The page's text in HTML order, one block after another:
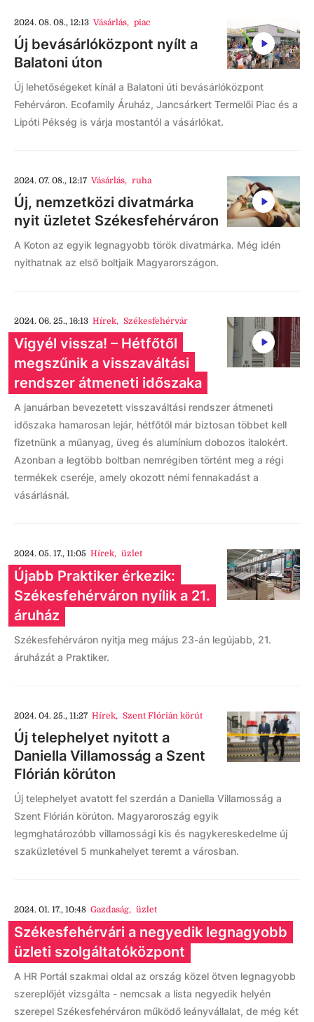
2024. 08. 08., 12:13 Vásárlás, piac
Új bevásárlóközpont nyílt a
Balatoni úton
Új lehetőségeket kínál a Balatoni úti bevásárlóközpont
Fehérváron. Ecofamily Áruház, Jancsárkert Termelői Piac és a
Lipóti Pékség is várja mostantól a vásárlókat.
2024. 07. 08., 12:17 Vásárlás, ruha
Új, nemzetközi divatmárka
nyit üzletet Székesfehérváron
A Koton az egyik legnagyobb török divatmárka. Még idén
nyithatnak az első boltjaik Magyarországon.
2024. 06. 25., 16:13 Hírek, Székesfehérvár
Vigyél vissza! – Hétfőtől
megszűnik a visszaváltási
rendszer átmeneti időszaka
A januárban bevezetett visszaváltási rendszer átmeneti
időszaka hamarosan lejár, hétfőtől már biztosan többet kell
fizetnünk a műanyag, üveg és alumínium dobozos italokért.
Azonban a legtöbb boltban nemrégiben történt meg a régi
termékek cseréje, amely okozott némi fennakadást a
vásárlásnál.
2024. 05. 17., 11:05 Hírek, üzlet
Újabb Praktiker érkezik:
Székesfehérváron nyílik a 21.
áruház
Székesfehérváron nyitja meg május 23-án legújabb, 21.
áruházát a Praktiker.
2024. 04. 25., 11:27 Hírek, Szent Flórián körút
Új telephelyet nyitott a
Daniella Villamosság a Szent
Flórián körúton
Új telephelyet avatott fel szerdán a Daniella Villamosság a
Szent Flórián körúton. Magyaroroszág egyik
legmghatározóbb villamossági kis és nagykereskedelme új
szaküzletével 5 munkahelyet teremt a városban.
2024. 01. 17., 10:48 Gazdaság, üzlet
Székesfehérvári a negyedik legnagyobb
üzleti szolgáltatóközpont
A HR Portál szakmai oldal az ország közel ötven legnagyobb
szereplőjét vizsgálta - nemcsak a lista negyedik helyén
szerepel Székesfehérváron működő leányvállalat, de még két